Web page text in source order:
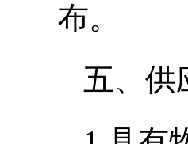
布。
五、供